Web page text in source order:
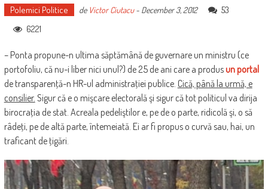
Polemici Politice de Victor Ciutacu- December 3, 2012
53
6221
– Ponta propune-n ultima săptămână de guvernare un ministru (ce
portofoliu, că nu-i liber nici unul?) de 25 de ani care a produsun portal
de transparenţă-n HR-ul administraţiei publice. Cică, până la urmă, e
consilier. Sigur că e o mişcare electorală şi sigur că tot politicul va dirija
birocraţia de stat. Acreala pedeliştilor e, pe de o parte, ridicolă şi, o să
râdeţi, pe de altă parte, întemeiată. Ei ar fi propus o curvă sau, hai, un
traficant de ţigări.